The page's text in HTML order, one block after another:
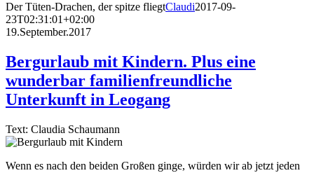
Der Tüten-Drachen, der spitze fliegtClaudi2017-09-
23T02:31:01+02:00
19.September.2017
Bergurlaub mit Kindern. Plus eine
wunderbar familienfreundliche
Unterkunft in Leogang
Text: Claudia Schaumann
Wenn es nach den beiden Großen ginge, würden wir ab jetzt jeden